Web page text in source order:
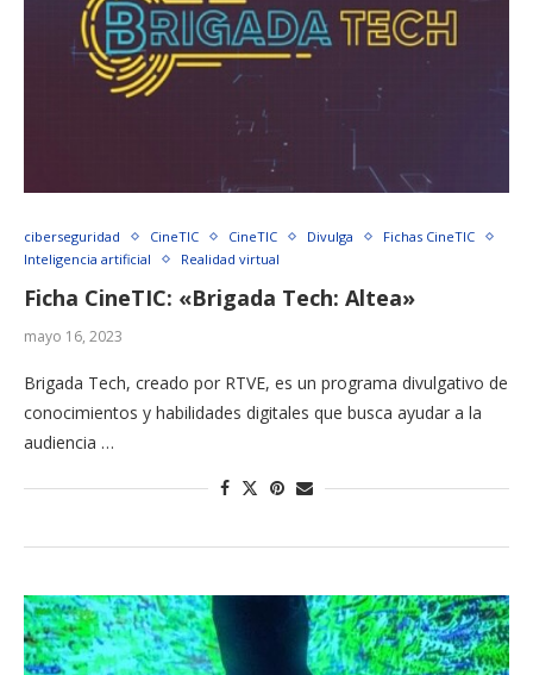
ciberseguridad CineTIC CineTIC Divulga
Fichas CineTIC
Inteligencia artificial
Realidad virtual
Ficha CineTIC: «Brigada Tech: Altea»
mayo 16, 2023
Brigada Tech, creado por RTVE, es un programa divulgativo de
conocimientos y habilidades digitales que busca ayudar a la
audiencia …